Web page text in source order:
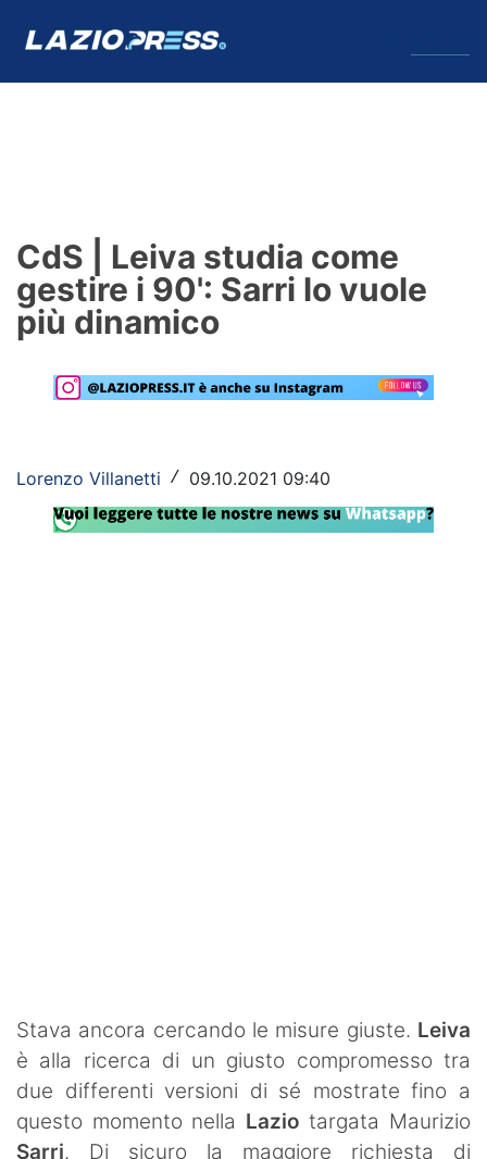
Formello
Infortuni
Primavera
Lazio Women
Rassegna Lazio
Contatti
CdS | Leiva studia come
gestire i 90': Sarri lo vuole
più dinamico
Lorenzo Villanetti / 09.10.2021 09:40
Stava ancora cercando le misure giuste. Leiva
è alla ricerca di un giusto compromesso tra
due differenti versioni di sé mostrate fino a
questo momento nella Lazio targata Maurizio
Sarri. Di sicuro la maggiore richiesta di